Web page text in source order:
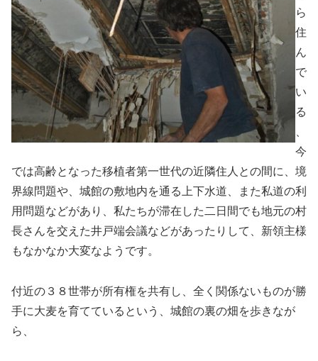
ら
住
ん
で
い
る
今
では高齢となった移植者第一世代の近隣住人との間に、境
界線問題や、城館の敷地内を通る上下水道、また私道の利
用問題などがあり、私たちが滞在した二日間でも地元の村
長さんを交えた井戸端会議などがあったりして、新領主様
もなかなか大変なようです。
付近の３８世帯が所有権を共有し、全く関係ないものが勝
手に大麦を育てているという、城館の裏の畑を歩きなが
ら、